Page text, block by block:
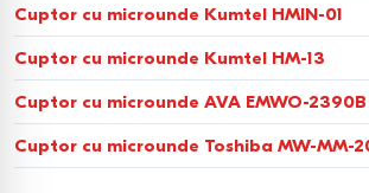
Putere- 700–800 W pentru încălzire,
Interior- bio-ceramică sau email
curățare ușoară.
Tip de control- mecanic, simplitate,
Cuptor cu microunde Kumtel HMIN-01
Cuptor cu microunde Kumtel HM-13
Cuptor cu microunde AVA EMWO-2390B
Cuptor cu microunde Toshiba MW-MM-